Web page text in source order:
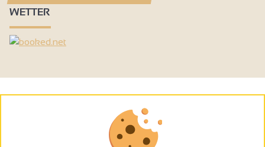
WETTER